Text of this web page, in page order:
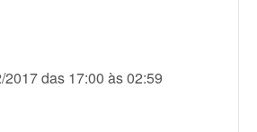
2017 das 17:00 às 02:59